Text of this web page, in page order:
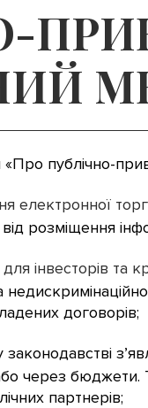
публічно-
електронної
розміщення
інвесторів та
договорів;
законодавстві
через бюджети.
партнерів;